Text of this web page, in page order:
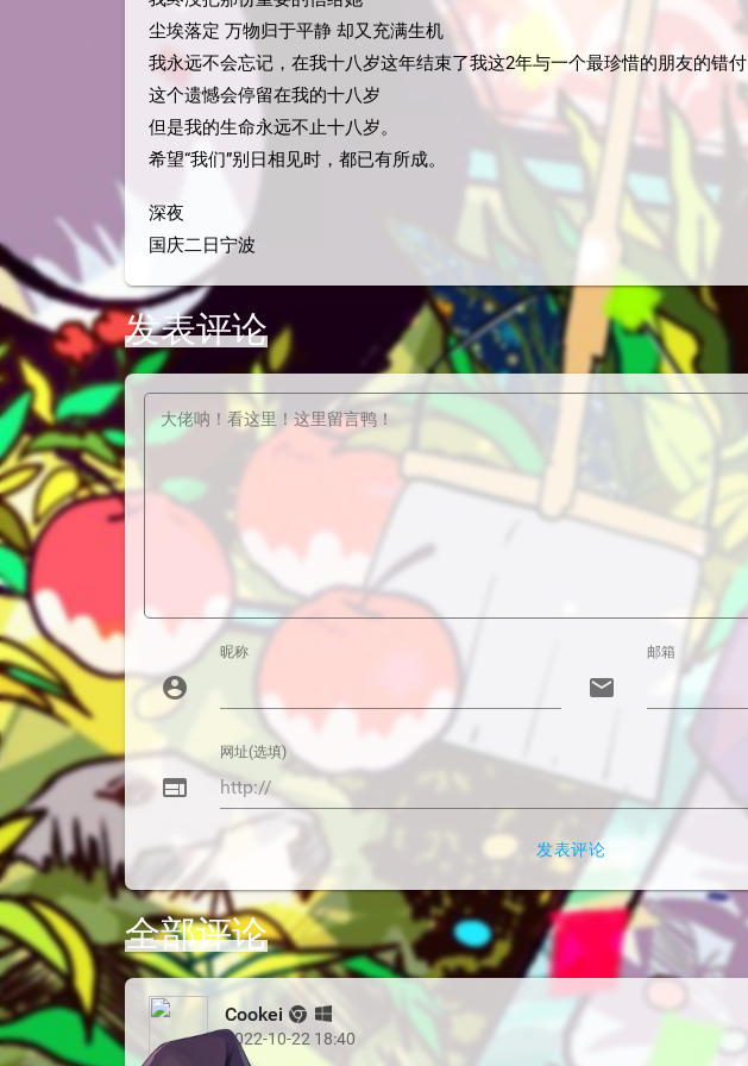
尘埃落定 万物归于平静 却又充满生机
我永远不会忘记，在我十八岁这年结束了我这2年与一个最珍惜的朋友的错付
这个遗憾会停留在我的十八岁
但是我的生命永远不止十八岁。
希望“我们”别日相见时，都已有所成。
深夜
国庆二日宁波
发表评论
account_circle
昵称
email
邮箱
web
网址(选填)
发表评论
全部评论
Cookei
2022-10-22 18:40